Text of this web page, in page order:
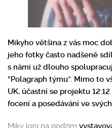
Mikyho většina z vás moc
jeho fotky často nadšeně
s námi už dlouho
“Polagraph týmu”. Mimo to
UK, účastní se projektu
focení a posedávání ve
Miky loni na podzim